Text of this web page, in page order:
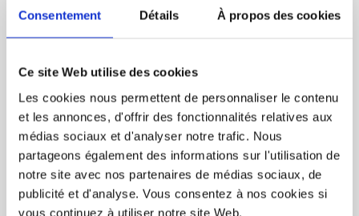
Consentement Détails À propos des cookies
Ce site Web utilise des cookies
Les cookies nous permettent de personnaliser le contenu
et les annonces, d'offrir des fonctionnalités relatives aux
médias sociaux et d'analyser notre trafic. Nous
partageons également des informations sur l'utilisation de
notre site avec nos partenaires de médias sociaux, de
publicité et d'analyse. Vous consentez à nos cookies si
vous continuez à utiliser notre site Web.
Impression jusqu’à 3 couleurs, la première est inclue dans le
Possibilité de choisir une couleur différente pour le bouchon.
Contactez-nous pour les impressions de plusieurs couleurs.
Couleurs d'impression:*
Date de livraison (Merci de respecter le minimum requis) :
Jour Mois Année
Boite(s): COMMANDER